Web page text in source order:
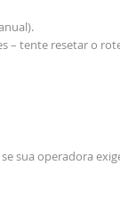
– tente resetar o
sua operadora